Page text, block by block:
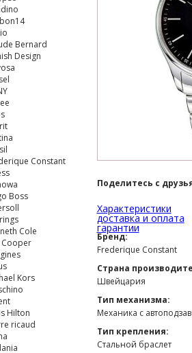
Bernard
Design
Constant
Boss
Cole
Cooper
Kors
Hilton
ricaud
Поделитесь с
Характеристики
доставка и оплата
гарантии
Бренд:
Frederique Constant
Страна
Швейцария
Тип механизма:
Механика с
Тип крепления:
Стальной браслет